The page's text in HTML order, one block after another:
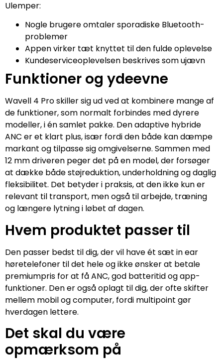
Ulemper:
Nogle brugere omtaler sporadiske Bluetooth-
problemer
Appen virker tæt knyttet til den fulde oplevelse
Kundeserviceoplevelsen beskrives som ujævn
Funktioner og ydeevne
Wavell 4 Pro skiller sig ud ved at kombinere mange af
de funktioner, som normalt forbindes med dyrere
modeller, i én samlet pakke. Den adaptive hybride
ANC er et klart plus, især fordi den både kan dæmpe
markant og tilpasse sig omgivelserne. Sammen med
12 mm driveren peger det på en model, der forsøger
at dække både støjreduktion, underholdning og daglig
fleksibilitet. Det betyder i praksis, at den ikke kun er
relevant til transport, men også til arbejde, træning
og længere lytning i løbet af dagen.
Hvem produktet passer til
Den passer bedst til dig, der vil have ét sæt in ear
høretelefoner til det hele og ikke ønsker at betale
premiumpris for at få ANC, god batteritid og app-
funktioner. Den er også oplagt til dig, der ofte skifter
mellem mobil og computer, fordi multipoint gør
hverdagen lettere.
Det skal du være
opmærksom på